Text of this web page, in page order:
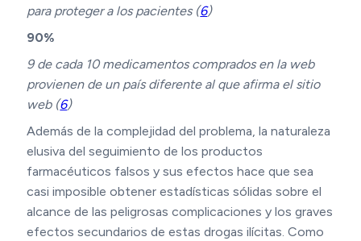
para proteger a los pacientes (6)
90%
9 de cada 10 medicamentos comprados en la web
provienen de un país diferente al que afirma el sitio
web (6)
Además de la complejidad del problema, la naturaleza
elusiva del seguimiento de los productos
farmacéuticos falsos y sus efectos hace que sea
casi imposible obtener estadísticas sólidas sobre el
alcance de las peligrosas complicaciones y los graves
efectos secundarios de estas drogas ilícitas. Como